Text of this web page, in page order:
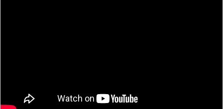
きされ、初めてデータが消えるという